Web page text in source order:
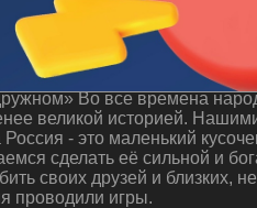
жить в
Во все времена
великой историей.
- это маленький
сделать её сильной и
своих друзей и близких,
проводили игры.